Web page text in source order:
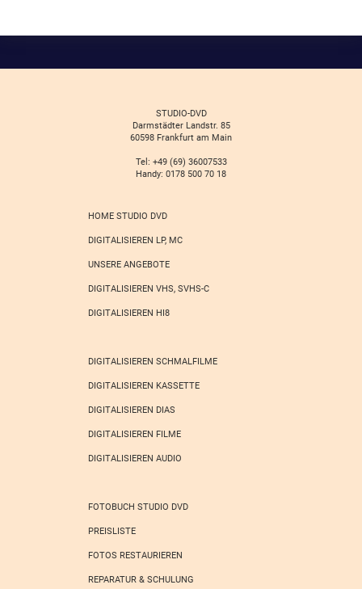
STUDIO-DVD
Darmstädter Landstr. 85
60598 Frankfurt am Main
Tel: +49 (69) 36007533
Handy: 0178 500 70 18
HOME STUDIO DVD
DIGITALISIEREN LP, MC
UNSERE ANGEBOTE
DIGITALISIEREN VHS, SVHS-C
DIGITALISIEREN HI8
DIGITALISIEREN SCHMALFILME
DIGITALISIEREN KASSETTE
DIGITALISIEREN DIAS
DIGITALISIEREN FILME
DIGITALISIEREN AUDIO
FOTOBUCH STUDIO DVD
PREISLISTE
FOTOS RESTAURIEREN
REPARATUR & SCHULUNG